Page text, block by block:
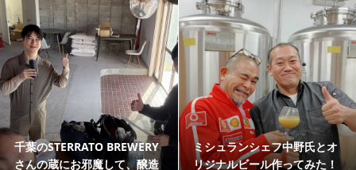
千葉のSTERRATO BREWERY
さんの蔵にお邪魔して、醸造
ミシュランシェフ中野氏とオ
リジナルビール作ってみた！